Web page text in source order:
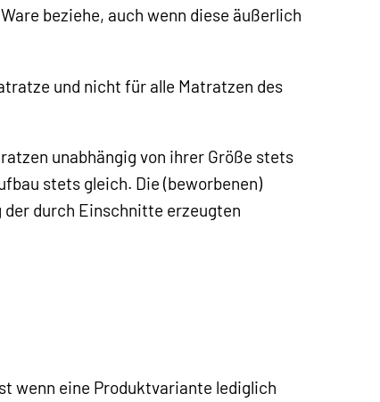
beziehe, auch wenn diese äußerlich
und nicht für alle Matratzen des
unabhängig von ihrer Größe stets
stets gleich. Die (beworbenen)
der durch Einschnitte erzeugten
wenn eine Produktvariante lediglich